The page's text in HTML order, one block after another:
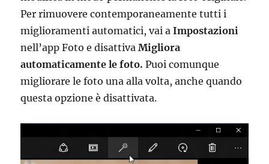
Per rimuovere contemporaneamente tutti i
miglioramenti automatici, vai aImpostazioni
nell’app Foto e disattivaMigliora
automaticamente le foto. Puoi comunque
migliorare le foto una alla volta, anche quando
questa opzione è disattivata.